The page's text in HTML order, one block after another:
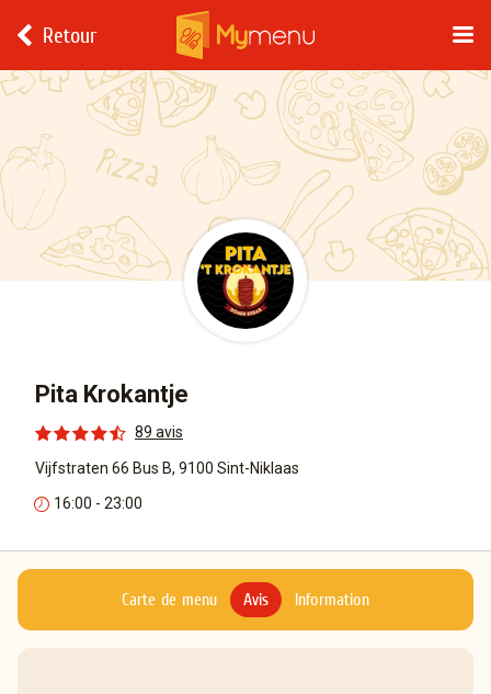
Retour
Pita Krokantje
89 avis
Vijfstraten 66 Bus B, 9100 Sint-Niklaas
16:00 - 23:00
Carte de menu Avis Information